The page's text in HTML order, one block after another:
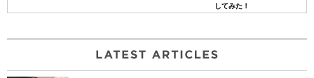
してみた！